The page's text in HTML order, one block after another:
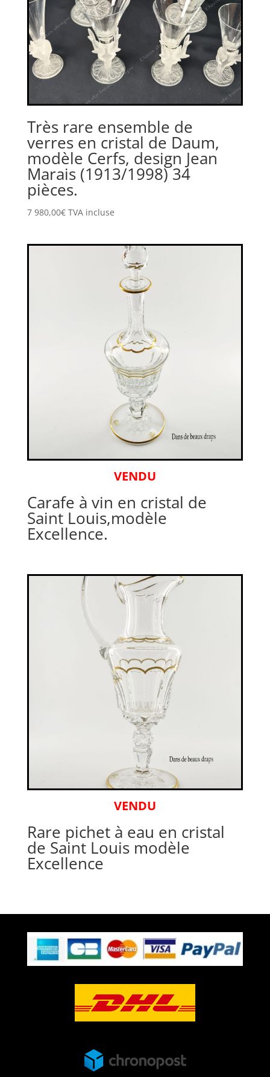
Très rare ensemble de
verres en cristal de Daum,
modèle Cerfs, design Jean
Marais (1913/1998) 34
pièces.
7 980,00€ TVA incluse
VENDU
Carafe à vin en cristal de
Saint Louis,modèle
Excellence.
VENDU
Rare pichet à eau en cristal
de Saint Louis modèle
Excellence